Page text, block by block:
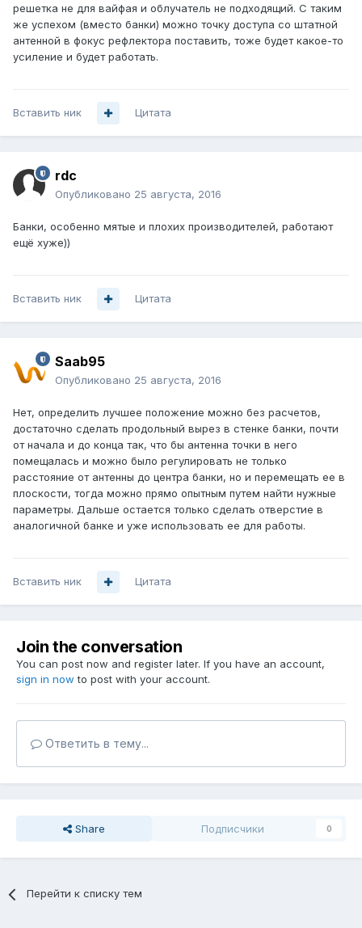
решетка не для вайфая и облучатель не подходящий. С таким
же успехом (вместо банки) можно точку доступа со штатной
антенной в фокус рефлектора поставить, тоже будет какое-то
усиление и будет работать.
Вставить ник Цитата
rdc
Опубликовано 25 августа, 2016
Банки, особенно мятые и плохих производителей, работают
ещё хуже))
Вставить ник Цитата
Saab95
Опубликовано 25 августа, 2016
Нет, определить лучшее положение можно без расчетов,
достаточно сделать продольный вырез в стенке банки, почти
от начала и до конца так, что бы антенна точки в него
помещалась и можно было регулировать не только
расстояние от антенны до центра банки, но и перемещать ее в
плоскости, тогда можно прямо опытным путем найти нужные
параметры. Дальше остается только сделать отверстие в
аналогичной банке и уже использовать ее для работы.
Вставить ник Цитата
Join the conversation
You can post now and register later. If you have an account,
sign in now to post with your account.
Ответить в тему...
Share Подписчики 0
Перейти к списку тем